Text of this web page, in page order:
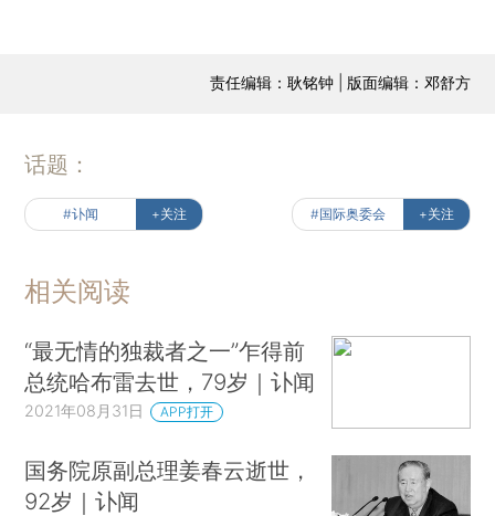
责任编辑：耿铭钟 | 版面编辑：邓舒方
话题：
#讣闻 +关注 #国际奥委会 +关注
相关阅读
“最无情的独裁者之一”乍得前
总统哈布雷去世，79岁｜讣闻
2021年08月31日 APP打开
国务院原副总理姜春云逝世，
92岁｜讣闻